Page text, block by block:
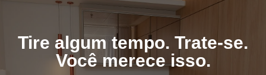
Tire algum tempo. Trate-se.
Você merece isso.